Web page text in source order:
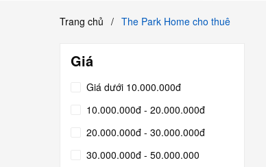
Trang chủ / The Park Home cho thuê
Giá
Giá dưới 10.000.000đ
10.000.000đ - 20.000.000đ
20.000.000đ - 30.000.000đ
30.000.000đ - 50.000.000